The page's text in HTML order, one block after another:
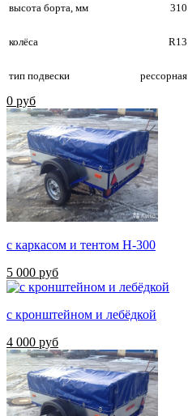
высота борта, мм 310
колёса R13
тип подвески рессорная
0 руб
с каркасом и тентом Н-300
5 000 руб
с кронштейном и лебёдкой
4 000 руб